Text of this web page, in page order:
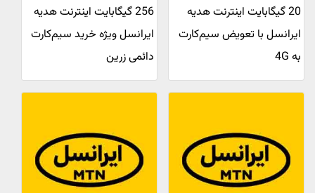
20 گیگابایت اینترنت هدیه
ایرانسل با تعویض سیم‌کارت
به 4G
256 گیگابایت اینترنت هدیه
ایرانسل ویژه خرید سیم‌کارت
دائمی زرین